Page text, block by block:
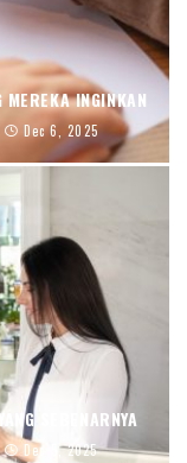
MEREKA INGINKAN
Dec 6, 2025
SEBENARNYA
Dec 5, 2025